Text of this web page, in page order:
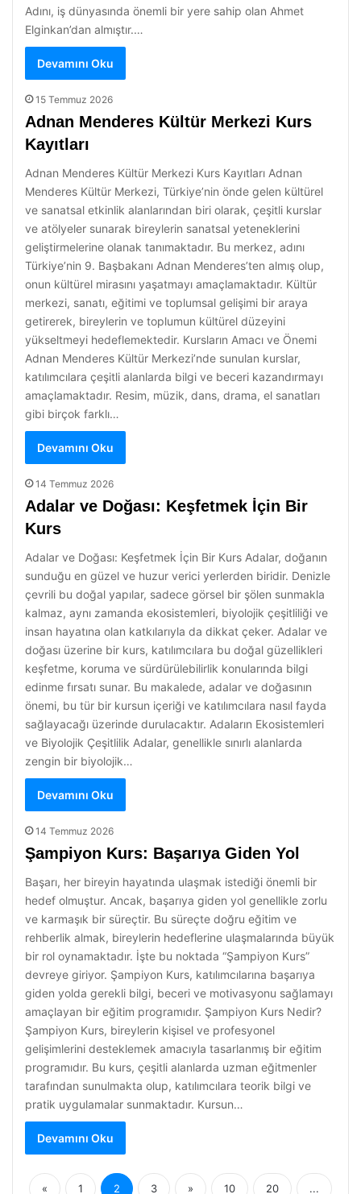
Adını, iş dünyasında önemli bir yere sahip olan Ahmet
Elginkan’dan almıştır.…
Devamını Oku
15 Temmuz 2026
Adnan Menderes Kültür Merkezi Kurs
Kayıtları
Adnan Menderes Kültür Merkezi Kurs Kayıtları Adnan
Menderes Kültür Merkezi, Türkiye’nin önde gelen kültürel
ve sanatsal etkinlik alanlarından biri olarak, çeşitli kurslar
ve atölyeler sunarak bireylerin sanatsal yeteneklerini
geliştirmelerine olanak tanımaktadır. Bu merkez, adını
Türkiye’nin 9. Başbakanı Adnan Menderes’ten almış olup,
onun kültürel mirasını yaşatmayı amaçlamaktadır. Kültür
merkezi, sanatı, eğitimi ve toplumsal gelişimi bir araya
getirerek, bireylerin ve toplumun kültürel düzeyini
yükseltmeyi hedeflemektedir. Kursların Amacı ve Önemi
Adnan Menderes Kültür Merkezi’nde sunulan kurslar,
katılımcılara çeşitli alanlarda bilgi ve beceri kazandırmayı
amaçlamaktadır. Resim, müzik, dans, drama, el sanatları
gibi birçok farklı…
Devamını Oku
14 Temmuz 2026
Adalar ve Doğası: Keşfetmek İçin Bir
Kurs
Adalar ve Doğası: Keşfetmek İçin Bir Kurs Adalar, doğanın
sunduğu en güzel ve huzur verici yerlerden biridir. Denizle
çevrili bu doğal yapılar, sadece görsel bir şölen sunmakla
kalmaz, aynı zamanda ekosistemleri, biyolojik çeşitliliği ve
insan hayatına olan katkılarıyla da dikkat çeker. Adalar ve
doğası üzerine bir kurs, katılımcılara bu doğal güzellikleri
keşfetme, koruma ve sürdürülebilirlik konularında bilgi
edinme fırsatı sunar. Bu makalede, adalar ve doğasının
önemi, bu tür bir kursun içeriği ve katılımcılara nasıl fayda
sağlayacağı üzerinde durulacaktır. Adaların Ekosistemleri
ve Biyolojik Çeşitlilik Adalar, genellikle sınırlı alanlarda
zengin bir biyolojik…
Devamını Oku
14 Temmuz 2026
Şampiyon Kurs: Başarıya Giden Yol
Başarı, her bireyin hayatında ulaşmak istediği önemli bir
hedef olmuştur. Ancak, başarıya giden yol genellikle zorlu
ve karmaşık bir süreçtir. Bu süreçte doğru eğitim ve
rehberlik almak, bireylerin hedeflerine ulaşmalarında büyük
bir rol oynamaktadır. İşte bu noktada “Şampiyon Kurs”
devreye giriyor. Şampiyon Kurs, katılımcılarına başarıya
giden yolda gerekli bilgi, beceri ve motivasyonu sağlamayı
amaçlayan bir eğitim programıdır. Şampiyon Kurs Nedir?
Şampiyon Kurs, bireylerin kişisel ve profesyonel
gelişimlerini desteklemek amacıyla tasarlanmış bir eğitim
programıdır. Bu kurs, çeşitli alanlarda uzman eğitmenler
tarafından sunulmakta olup, katılımcılara teorik bilgi ve
pratik uygulamalar sunmaktadır. Kursun…
Devamını Oku
« 1 2 3 » 10 20 ...